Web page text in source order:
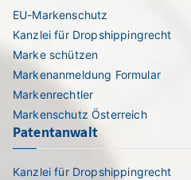
EU-Markenschutz
Kanzlei für Dropshippingrecht
Marke schützen
Markenanmeldung Formular
Markenrechtler
Markenschutz Österreich
Patentanwalt
Kanzlei für Dropshippingrecht